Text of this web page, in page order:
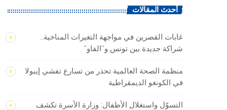
أحدث المقالات
غابات القصرين في مواجهة التغيرات المناخية..
شراكة جديدة بين تونس و”الفاو”
منظمة الصحة العالمية تحذر من تسارع تفشي إيبولا
في الكونغو الديمقراطية
التسوّل واستغلال الأطفال: وزارة الأسرة تكشف